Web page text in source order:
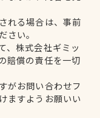
れる場合は、事前
さい。
、株式会社ギミッ
賠償の責任を一切
がお問い合わせフ
ますようお願いい